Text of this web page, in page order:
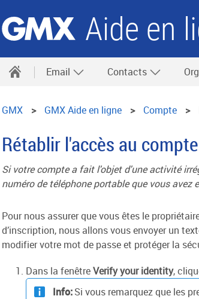
Aide en
Email Contacts
GMX GMX Aide en ligne Compte
Rétablir l'accès au
Si votre compte a fait l'objet d'une activité
numéro de téléphone portable que vous
Pour nous assurer que vous êtes le
d’inscription, nous allons vous envoyer un
modifier votre mot de passe et protéger la
Dans la fenêtreVerify your identity,
Info:Si vous remarquez que les